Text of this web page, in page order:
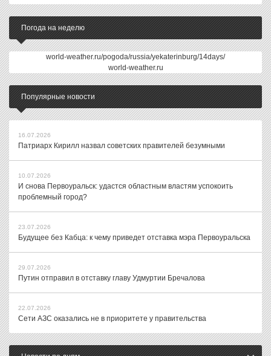
Погода на неделю
world-weather.ru/pogoda/russia/yekaterinburg/14days/
world-weather.ru
Популярные новости
16.07.2026
Патриарх Кирилл назвал советских правителей безумными
10.07.2026
И снова Первоуральск: удастся областным властям успокоить
проблемный город?
23.07.2026
Будущее без Кабца: к чему приведет отставка мэра Первоуральска
29.07.2026
Путин отправил в отставку главу Удмуртии Бречалова
22.07.2026
Сети АЗС оказались не в приоритете у правительства